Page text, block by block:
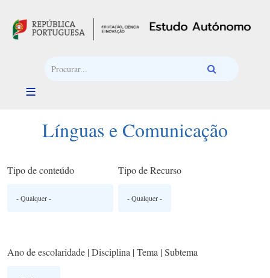
Línguas e Comunicação
Tipo de conteúdo Tipo de Recurso
Ano de escolaridade | Disciplina | Tema | Subtema